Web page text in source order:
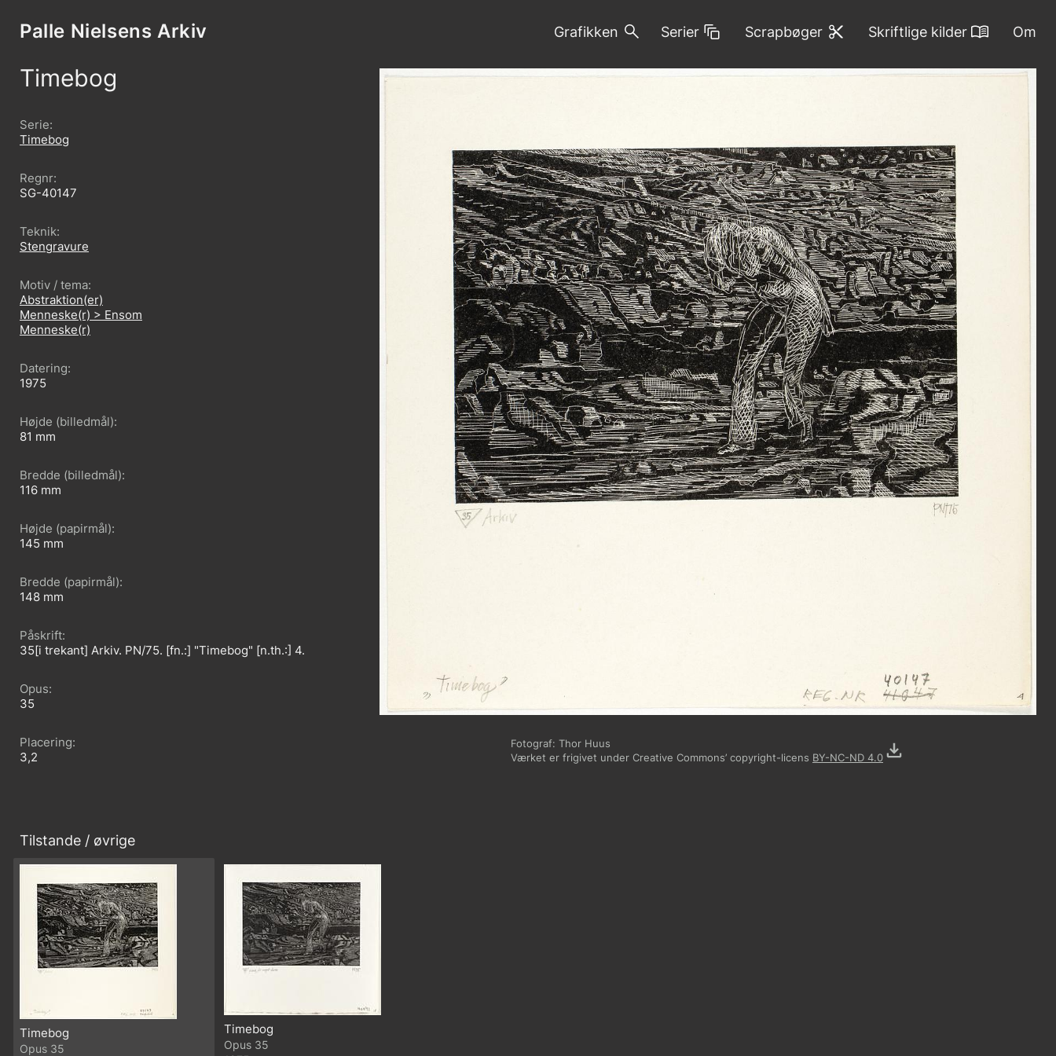
Skip to content
Palle Nielsens Arkiv Grafikken Serier Scrapbøger Skriftlige kilder Om
Fotograf: Thor Huus
Værket er frigivet under Creative Commons’ copyright-licens BY-NC-ND 4.0
Timebog
Serie
Timebog
Regnr
SG-40147
Teknik
Stengravure
Motiv / tema
Abstraktion(er)
Menneske(r) > Ensom
Menneske(r)
Datering
1975
Højde (billedmål)
81
Bredde (billedmål)
116
Højde (papirmål)
145
Bredde (papirmål)
148
Påskrift
35[i trekant] Arkiv. PN/75. [fn.:] "Timebog" [n.th.:] 4.
Opus
35
Placering
3,2
Tilstande / øvrige
Timebog
35
Timebog
35